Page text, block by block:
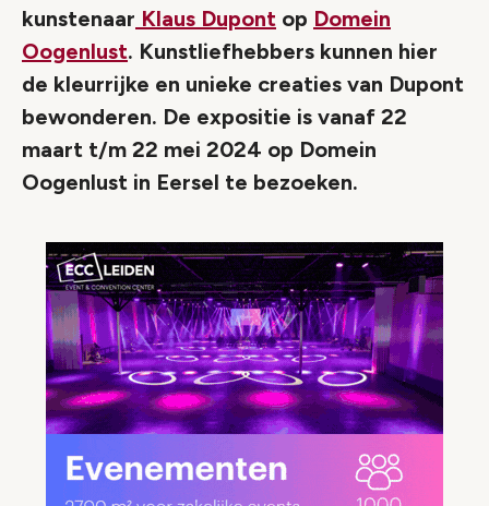
kunstenaar Klaus Dupont op Domein
Oogenlust. Kunstliefhebbers kunnen hier
de kleurrijke en unieke creaties van Dupont
bewonderen. De expositie is vanaf 22
maart t/m 22 mei 2024 op Domein
Oogenlust in Eersel te bezoeken.